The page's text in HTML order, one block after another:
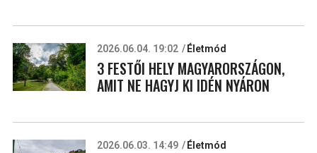
2026.06.04. 19:02 Életmód
3 FESTŐI HELY MAGYARORSZÁGON,
AMIT NE HAGYJ KI IDÉN NYÁRON
2026.06.03. 14:49 Életmód